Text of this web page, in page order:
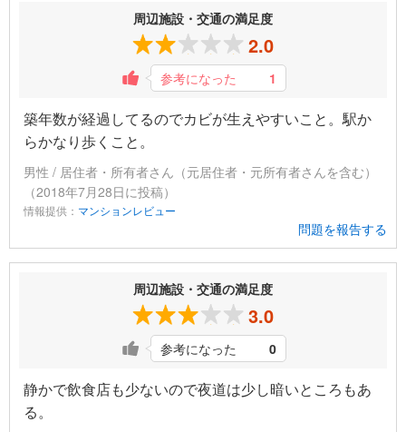
周辺施設・交通の満足度
2.0
参考になった 1
築年数が経過してるのでカビが生えやすいこと。駅か
らかなり歩くこと。
男性 / 居住者・所有者さん（元居住者・元所有者さんを含む）
（2018年7月28日に投稿）
情報提供： マンションレビュー
問題を報告する
周辺施設・交通の満足度
3.0
参考になった 0
静かで飲食店も少ないので夜道は少し暗いところもあ
る。